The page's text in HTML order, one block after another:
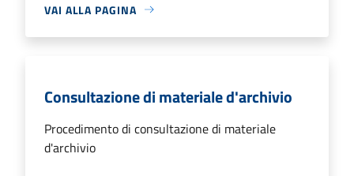
VAI ALLA PAGINA
Consultazione di materiale d'archivio
Procedimento di consultazione di materiale
d'archivio